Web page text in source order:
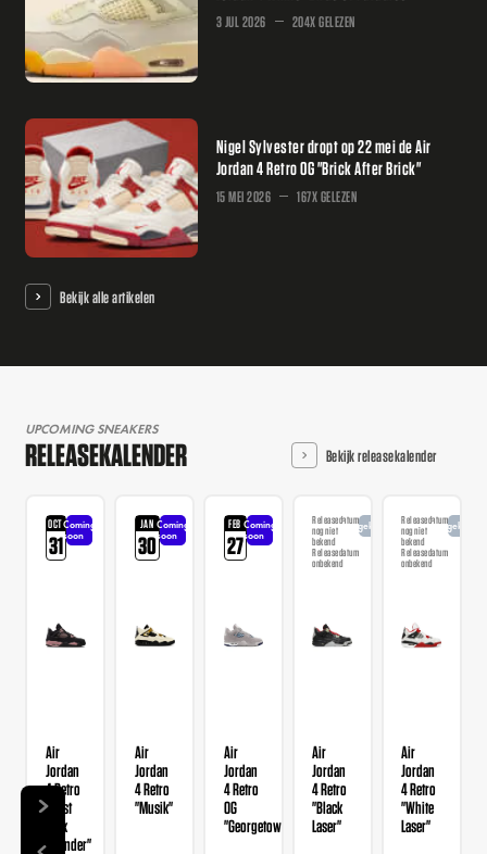
3 JUL 2026 204X GELEZEN
Nigel Sylvester dropt op 22 mei de Air
Jordan 4 Retro OG "Brick After Brick"
15 MEI 2026 167X GELEZEN
Bekijk alle artikelen
UPCOMING SNEAKERS
RELEASEKALENDER Bekijk releasekalender
OCT
31
Coming
soon
Air
Jordan
4 Retro
"Rust
Pink
Thunder"
JAN
30
Coming
soon
Air
Jordan
4 Retro
"Musik"
FEB
27
Coming
soon
Air
Jordan
4 Retro
OG
"Georgetown"
Releasedatum
nog niet
bekend
Releasedatum
onbekend
Aangekondigd
Air
Jordan
4 Retro
"Black
Laser"
Releasedatum
nog niet
bekend
Releasedatum
onbekend
Air
Jordan
4 Retro
"White
Laser"